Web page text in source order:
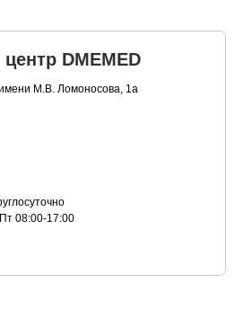
DMEMED
М.В. Ломоносова, 1а
08:00-17:00